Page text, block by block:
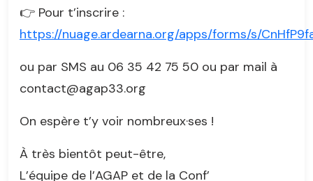
👉 Pour t’inscrire :
https://nuage.ardearna.org/apps/forms/s/
ou par SMS au 06 35 42 75 50 ou par mail à
contact@agap33.org
On espère t’y voir nombreux·ses !
À très bientôt peut-être,
L’équipe de l’AGAP et de la Conf’